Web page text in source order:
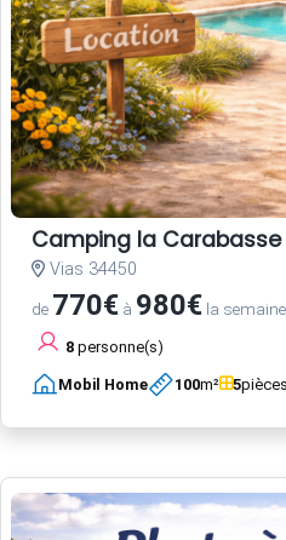
Camping la Carabasse
Vias 34450
de 770€ à 980€ la semaine
8 personne(s)
Mobil Home 100m² 5pièces